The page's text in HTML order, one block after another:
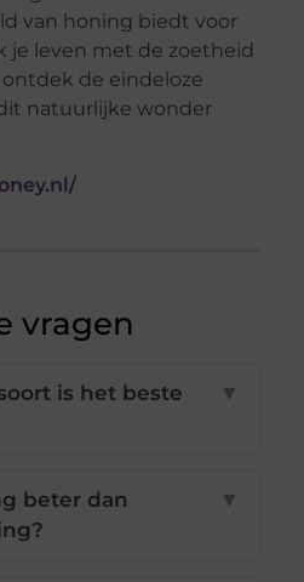
van honing biedt voor
je leven met de zoetheid
de eindeloze
natuurlijke wonder
vragen
is het beste
▼
beter dan
▼